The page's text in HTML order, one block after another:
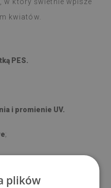
kwiatów.
PES.
i promienie UV.
;
odporny na plamy i wodę.
powstałe przy
plików